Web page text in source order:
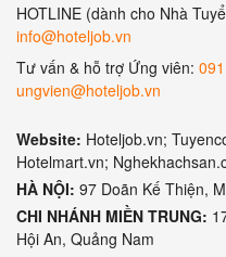
HOTLINE (dành cho Nhà
info@hoteljob.vn
Tư vấn & hỗ trợ Ứng viên:
ungvien@hoteljob.vn
Website: Hoteljob.vn;
Hotelmart.vn;
HÀ NỘI: 97 Doãn Kế Thiện,
CHI NHÁNH MIỀN TRUNG:
Hội An, Quảng Nam